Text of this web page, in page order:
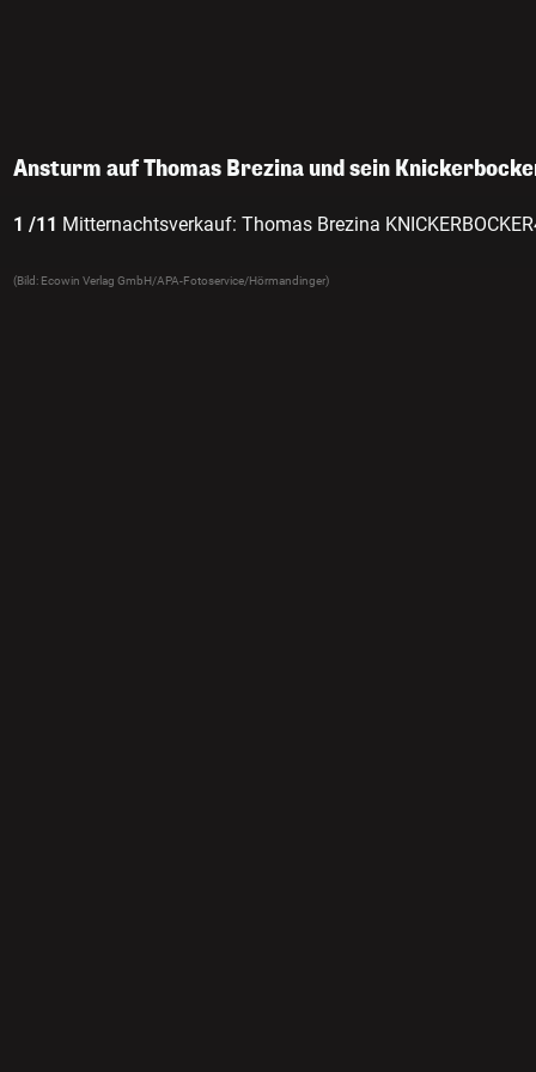
Ansturm auf Thomas Brezina und sein
1 /11 Mitternachtsverkauf: Thomas Brezina
(Bild: Ecowin Verlag GmbH/APA-Fotoservice/Hörmandinger)